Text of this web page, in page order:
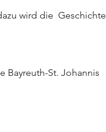
wird die  Geschichte
Bayreuth-St. Johannis